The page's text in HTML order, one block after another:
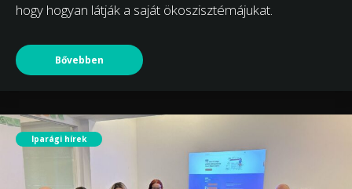
hogy hogyan látják a saját ökoszisztémájukat.
Bővebben
Iparági hírek